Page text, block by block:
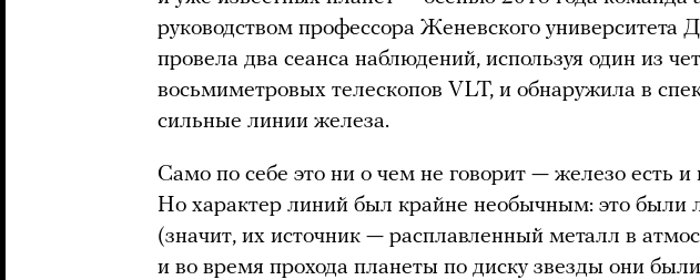
руководством профессора Женевского университета
провела два сеанса наблюдений, используя один из
восьмиметровых телескопов VLT, и обнаружила в
сильные линии железа.
Само по себе это ни о чем не говорит — железо есть и
Но характер линий был крайне необычным: это были
(значит, их источник — расплавленный металл в
и во время прохода планеты по диску звезды они